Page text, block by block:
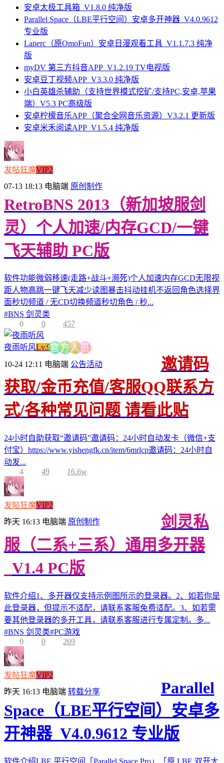
安卓太极工具箱_V1.8.0 纯净版
Parallel Space（LBE平行空间）安卓多开神器_V4.0.9612
专业版
Lanerc（原OmoFun）安卓日漫观看工具_V1.1.7.3 纯净
版
myDV 第三方抖音APP_V1.2.19 TV电视版
安卓豆丁视频APP_V3.3.0 纯净版
小白英雄杀辅助（支持世界模式挖矿/支持PC,安卓,苹果
端）V5.3 PC高级版
安卓柠檬音乐APP（聚合全网音乐资源）V3.2.1 更新版
安卓米禾阅读APP_V1.5.4 纯净版
发帖狂魔VIP2
07-13 18:13 电脑端 原创制作
RetroBNS 2013（新加坡服剑
灵）个人加速/内存GCD/一键
飞天辅助 PC版
软件功能微弱移速(走路+战斗+濒死)个人加速内存GCD无限视
距人物高跳一键飞天减少读图暴击抖动挂机不返回角色选择界
面秒切频道 / 无CD切换频道秒切角色 / 秒...
#BNS 剑灵类
0
0 457
夜雨听风Lv.9官 方 人 员
10-24 12:11 电脑端 公告活动
邀请码
获取/金币充值/客服QQ联系方
式/各种常见问题 请看此贴
24小时自助获取“邀请码”邀请码：24小时自动发卡（微信+支
付宝）https://www.yishengfk.cn/item/6mrlcp邀请码：24小时自
动发...
4
49 16.6w
发帖狂魔VIP2
昨天 16:13 电脑端 原创制作
剑灵私
服（二系+三系）通用多开器
_V1.4 PC版
软件介绍1、多开器仅支持示例图所示的登录器。2、如若你是
此登录器，但提示不适配，请联系客服免费适配。3、如若需
要其他登录器的多开工具，请联系客服进行专属定制。多...
#BNS 剑灵类#PC游戏
0
0 269
发帖狂魔VIP2
昨天 16:13 电脑端 转载分享
Parallel
Space（LBE平行空间）安卓多
开神器_V4.0.9612 专业版
软件介绍LBE 平行空间「Parallel Space Pro」「原 LBE 双开大